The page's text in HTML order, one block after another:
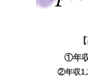
①年
②年収